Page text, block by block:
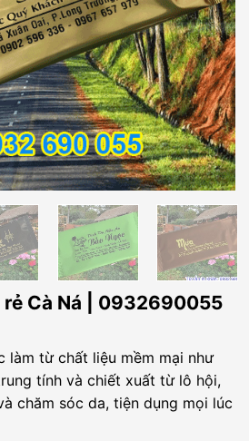
rẻ Cà Ná | 0932690055
làm từ chất liệu mềm mại như
tính và chiết xuất từ lô hội,
chăm sóc da, tiện dụng mọi lúc